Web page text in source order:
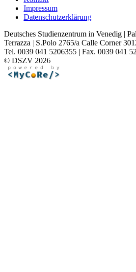
Impressum
Datenschutzerklärung
Deutsches Studienzentrum in Venedig |
Terrazza | S.Polo 2765/a Calle Corner
Tel. 0039 041 5206355 | Fax. 0039 041
© DSZV 2026